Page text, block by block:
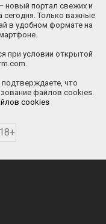
новый портал свежих и
сегодня. Только важные
в удобном формате на
при условии открытой
что
файлов cookies.
cookies
18+